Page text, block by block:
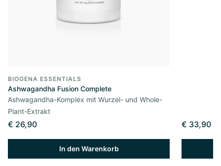
BIOGENA ESSENTIALS
Ashwagandha Fusion Complete
Ashwagandha-Komplex mit Wurzel- und Whole-
Plant-Extrakt
€ 26,90
In den Warenkorb
€ 33,90